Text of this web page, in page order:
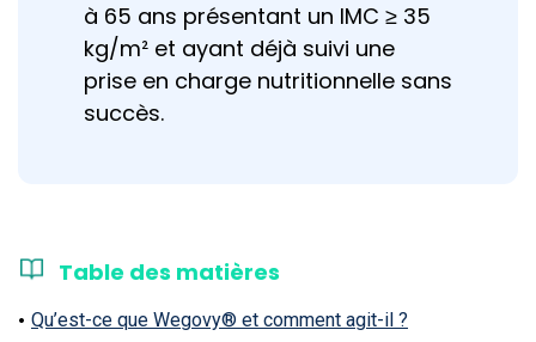
à 65 ans présentant un IMC ≥ 35
kg/m² et ayant déjà suivi une
prise en charge nutritionnelle sans
succès.
Table des matières
Qu’est-ce que Wegovy® et comment agit-il ?